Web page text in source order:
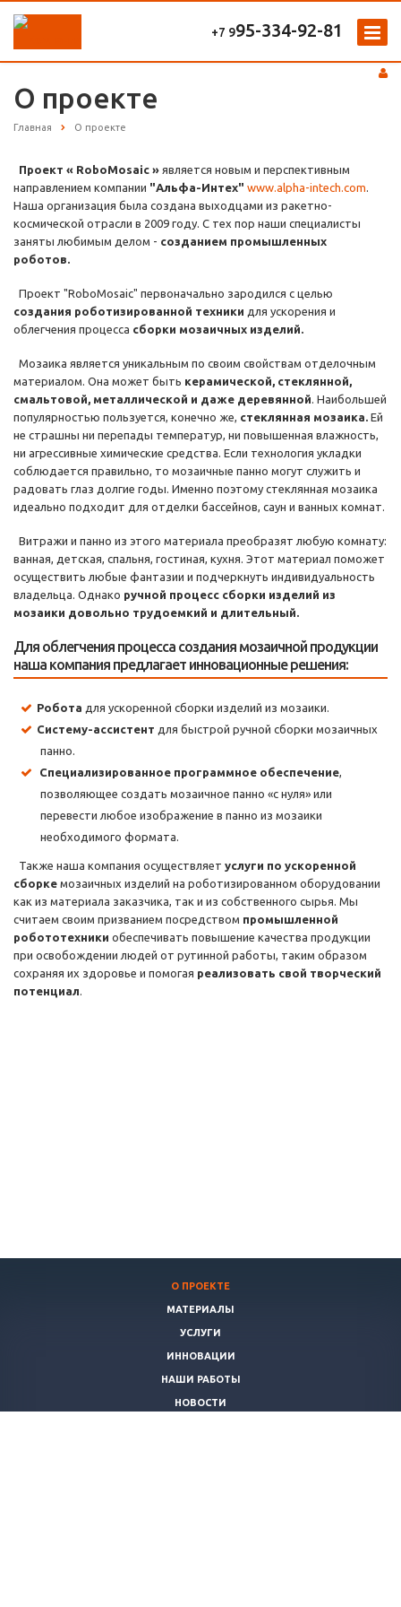
+7 995-334-92-81
О проекте
Главная О проекте
Проект « RoboMosaic » является новым и перспективным
направлением компании "Альфа-Интех" www.alpha-intech.com.
Наша организация была создана выходцами из ракетно-
космической отрасли в 2009 году. С тех пор наши специалисты
заняты любимым делом - созданием промышленных
роботов.
Проект "RoboMosaic" первоначально зародился с целью
создания роботизированной техники для ускорения и
облегчения процесса сборки мозаичных изделий.
Мозаика является уникальным по своим свойствам отделочным
материалом. Она может быть керамической, стеклянной,
смальтовой, металлической и даже деревянной. Наибольшей
популярностью пользуется, конечно же, стеклянная мозаика. Ей
не страшны ни перепады температур, ни повышенная влажность,
ни агрессивные химические средства. Если технология укладки
соблюдается правильно, то мозаичные панно могут служить и
радовать глаз долгие годы. Именно поэтому стеклянная мозаика
идеально подходит для отделки бассейнов, саун и ванных комнат.
Витражи и панно из этого материала преобразят любую комнату:
ванная, детская, спальня, гостиная, кухня. Этот материал поможет
осуществить любые фантазии и подчеркнуть индивидуальность
владельца. Однако ручной процесс сборки изделий из
мозаики довольно трудоемкий и длительный.
Для облегчения процесса создания мозаичной продукции
наша компания предлагает инновационные решения:
Робота для ускоренной сборки изделий из мозаики.
Систему-ассистент для быстрой ручной сборки мозаичных
панно.
Специализированное программное обеспечение,
позволяющее создать мозаичное панно «с нуля» или
перевести любое изображение в панно из мозаики
необходимого формата.
Также наша компания осуществляет услуги по ускоренной
сборке мозаичных изделий на роботизированном оборудовании
как из материала заказчика, так и из собственного сырья. Мы
считаем своим призванием посредством промышленной
робототехники обеспечивать повышение качества продукции
при освобождении людей от рутинной работы, таким образом
сохраняя их здоровье и помогая реализовать свой творческий
потенциал.
О ПРОЕКТЕ
МАТЕРИАЛЫ
УСЛУГИ
ИННОВАЦИИ
НАШИ РАБОТЫ
НОВОСТИ